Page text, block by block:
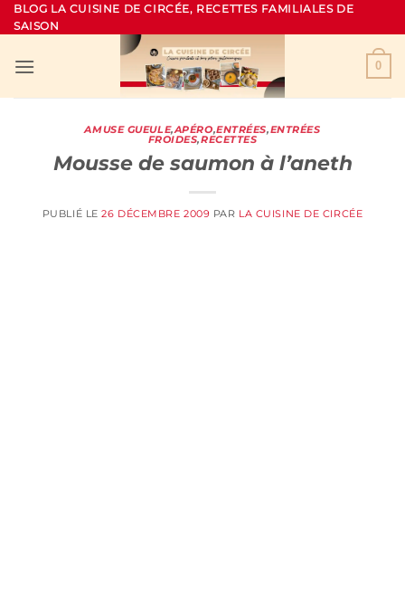
Passer
au
BLOG LA CUISINE DE CIRCÉE, RECETTES FAMILIALES DE
SAISON
0
AMUSE GUEULE,APÉRO,ENTRÉES,ENTRÉES
FROIDES,RECETTES
Mousse de saumon à l’aneth
PUBLIÉ LE26 DÉCEMBRE 2009 PAR LA CUISINE DE CIRCÉE